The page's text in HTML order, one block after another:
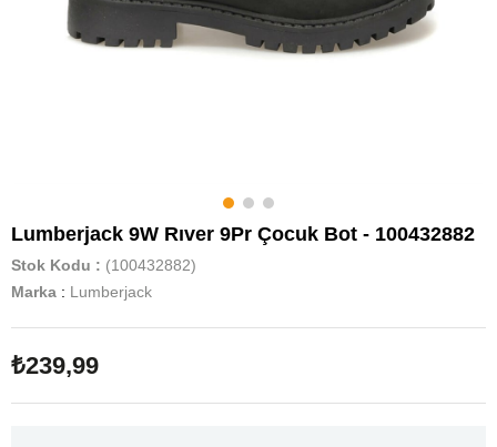
Lumberjack 9W Rıver 9Pr Çocuk Bot - 100432882
Stok Kodu
(100432882)
Marka : Lumberjack
₺239,99